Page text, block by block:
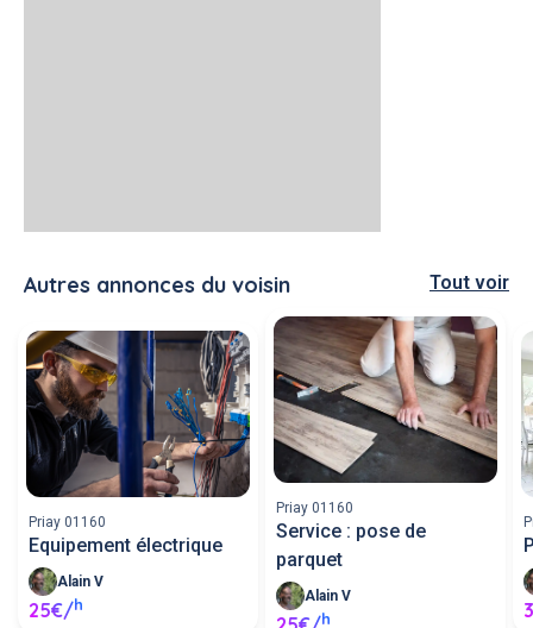
Autres annonces du voisin Tout voir
Priay 01160
Equipement électrique
Alain V
25€/h
Priay 01160
Service : pose de
parquet
Alain V
h